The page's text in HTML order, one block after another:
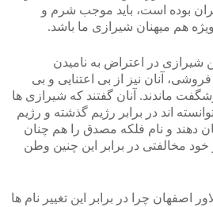
بوده است، باید موجب شرم و
هم میهنان شیرازی ما باشد.
شیرازی در اعتراض به نامیدن
آنان نیز از بی اعتنایی و بی
ماندند. آنان گفتند که شیرازی ها
اند در برابر رژیم گذشته و رژیم
دهند و نام فلکه مصدق را هم چنان
خود مخالفتی در برابر این چنین وطن
اصفهان چرا در برابر این تغییر نام ها